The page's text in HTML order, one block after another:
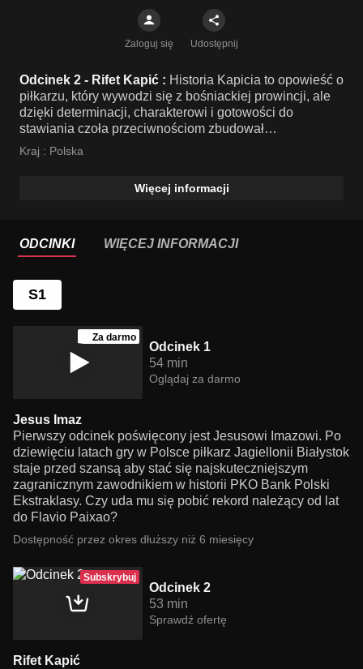
Zaloguj się Udostępnij
Odcinek 2 - Rifet Kapić : Historia Kapicia to opowieść o
piłkarzu, który wywodzi się z bośniackiej prowincji, ale
dzięki determinacji, charakterowi i gotowości do
stawiania czoła przeciwnościom zbudował
międzynarodową karierę.
Kraj : Polska
Więcej informacji
ODCINKI WIĘCEJ INFORMACJI
S1
Za darmo
Odcinek 1
54 min
Oglądaj za darmo
Jesus Imaz
Pierwszy odcinek poświęcony jest Jesusowi Imazowi. Po
dziewięciu latach gry w Polsce piłkarz Jagiellonii Białystok
staje przed szansą aby stać się najskuteczniejszym
zagranicznym zawodnikiem w historii PKO Bank Polski
Ekstraklasy. Czy uda mu się pobić rekord należący od lat
do Flavio Paixao?
Dostępność przez okres dłuższy niż 6 miesięcy
Subskrybuj
Odcinek 2
53 min
Sprawdź ofertę
Rifet Kapić